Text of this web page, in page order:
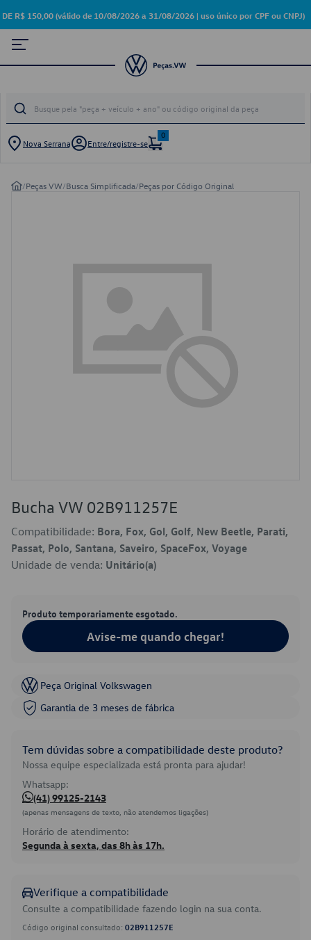
DE R$ 150,00 (válido de 10/08/2026 a 31/08/2026 | uso único por CPF ou CNPJ)
Nova Serrana Entre/registre-se
0
/Peças VW/Busca Simplificada/Peças por Código Original
Bucha VW 02B911257E
Compatibilidade: Bora, Fox, Gol, Golf, New Beetle, Parati,
Passat, Polo, Santana, Saveiro, SpaceFox, Voyage
Unidade de venda: Unitário(a)
Produto temporariamente esgotado.
Avise-me quando chegar!
Peça Original Volkswagen
Garantia de 3 meses de fábrica
Tem dúvidas sobre a compatibilidade deste produto?
Nossa equipe especializada está pronta para ajudar!
Whatsapp:
(41) 99125-2143
(apenas mensagens de texto, não atendemos ligações)
Horário de atendimento:
Segunda à sexta, das 8h às 17h.
Verifique a compatibilidade
Consulte a compatibilidade fazendo login na sua conta.
Código original consultado: 02B911257E